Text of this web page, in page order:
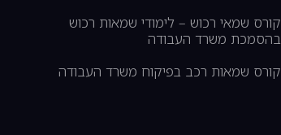
קורס שמאי רכוש – לימודי שמאות רכוש
בהסמכת משרד העבודה
קורס שמאות רכב בפיקוח משרד העבודה